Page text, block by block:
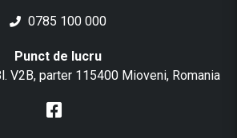
0785 100 000
Punct de lucru
V2B, parter 115400 Mioveni, Romania